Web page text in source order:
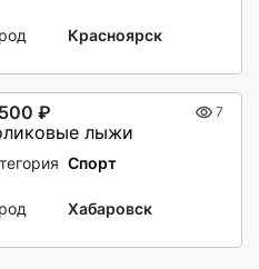
Красноярск
₽ 7
лыжи
Спорт
Хабаровск